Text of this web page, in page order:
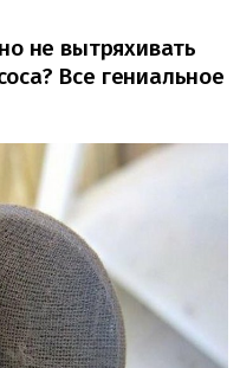
не вытряхивать
Все гениальное